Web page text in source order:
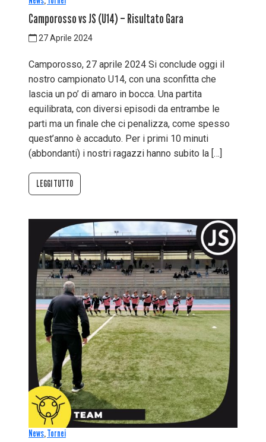
Camporosso vs JS (U14) – Risultato Gara
27 Aprile 2024
Camporosso, 27 aprile 2024 Si conclude oggi il
nostro campionato U14, con una sconfitta che
lascia un po’ di amaro in bocca. Una partita
equilibrata, con diversi episodi da entrambe le
parti ma un finale che ci penalizza, come spesso
quest’anno è accaduto. Per i primi 10 minuti
(abbondanti) i nostri ragazzi hanno subito la […]
LEGGI TUTTO
News,Tornei